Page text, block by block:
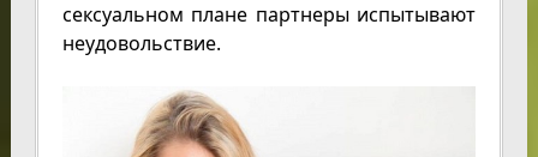
сексуальном плане партнеры испытывают
неудовольствие.